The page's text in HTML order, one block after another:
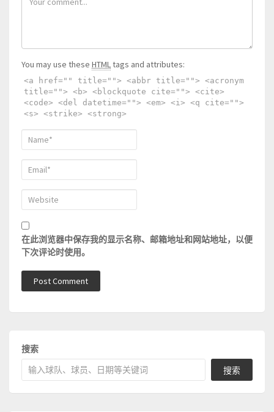
You may use these HTMLtags and attributes:
<a href="" title=""> <abbr title=""> <acronym
title=""> <b> <blockquote cite=""> <cite>
<code> <del datetime=""> <em> <i> <q cite="">
<s> <strike> <strong>
在此浏览器中保存我的显示名称、邮箱地址和网站地址，以便
下次评论时使用。
搜索
搜索